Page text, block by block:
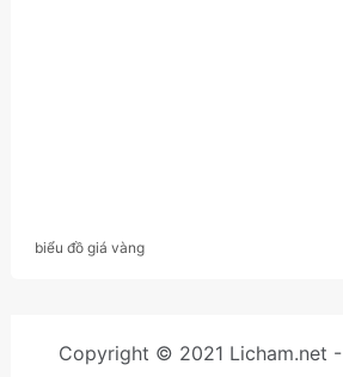
biểu đồ giá vàng
Copyright © 2021 Licham.net -